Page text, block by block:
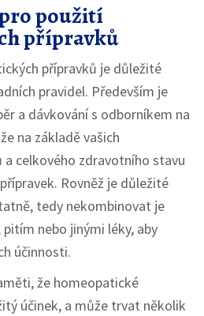
použití
přípravků
přípravků je důležité
pravidel. Především je
a dávkování s odborníkem na
na základě vašich
celkového zdravotního stavu
Rovněž je důležité
tedy nekombinovat je
nebo jinými léky, aby
účinnosti.
že homeopatické
účinek, a může trvat několik